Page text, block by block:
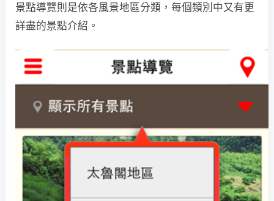
景點導覽則是依各風景地區分類，每個類別中又有更
詳盡的景點介紹。